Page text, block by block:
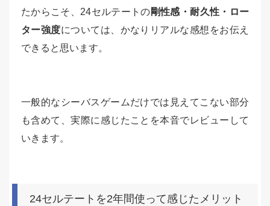
たからこそ、24セルテートの剛性感・耐久性・ロー
ター強度については、かなりリアルな感想をお伝え
できると思います。
一般的なシーバスゲームだけでは見えてこない部分
も含めて、実際に感じたことを本音でレビューして
いきます。
24セルテートを2年間使って感じたメリット